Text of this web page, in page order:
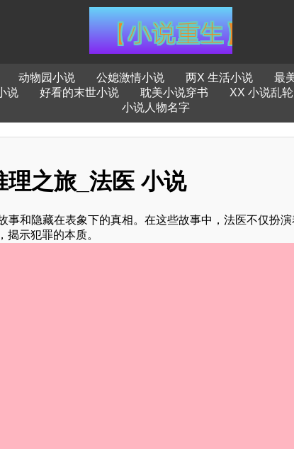
动物园小说 公媳激情小说 两X 生活小说 最
说 好看的末世小说 耽美小说穿书 XX 小说乱轮
小说人物名字
之旅_法医 小说
和隐藏在表象下的真相。在这些故事中，法医不仅扮
示犯罪的本质。